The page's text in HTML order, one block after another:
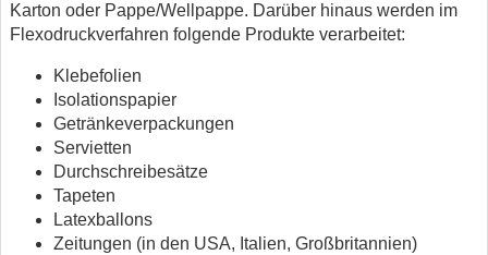
Karton oder Pappe/Wellpappe. Darüber hinaus werden im
Flexodruckverfahren folgende Produkte verarbeitet:
Klebefolien
Isolationspapier
Getränkeverpackungen
Servietten
Durchschreibesätze
Tapeten
Latexballons
Zeitungen (in den USA, Italien, Großbritannien)